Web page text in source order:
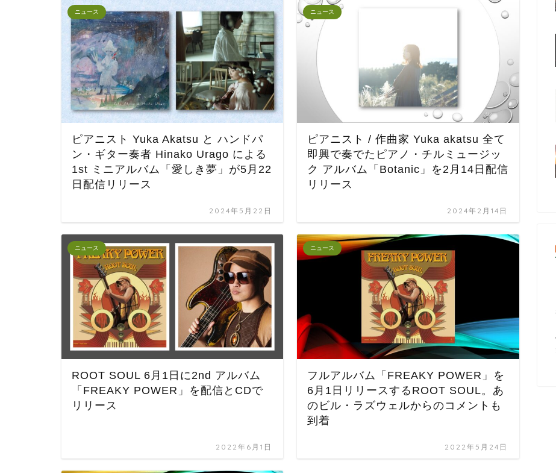
ニュース
ピアニスト Yuka Akatsu と ハンドパ
ン・ギター奏者 Hinako Urago による
1st ミニアルバム「愛しき夢」が5月22
日配信リリース
2024年5月22日
ニュース
ピアニスト / 作曲家 Yuka akatsu 全て
即興で奏でたピアノ・チルミュージッ
ク アルバム「Botanic」を2月14日配信
リリース
2024年2月14日
ニュース
ROOT SOUL 6月1日に2nd アルバム
「FREAKY POWER」を配信とCDで
リリース
2022年6月1日
ニュース
フルアルバム「FREAKY POWER」を
6月1日リリースするROOT SOUL。あ
のビル・ラズウェルからのコメントも
到着
2022年5月24日